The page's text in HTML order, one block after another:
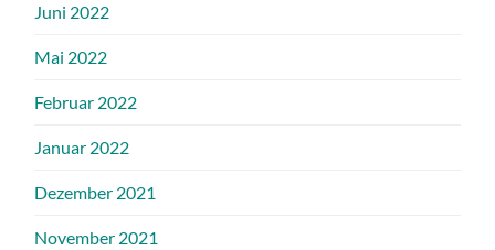
Juni 2022
Mai 2022
Februar 2022
Januar 2022
Dezember 2021
November 2021